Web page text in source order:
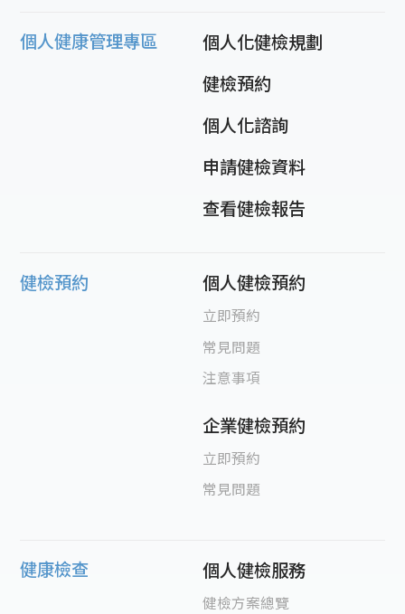
個人健康管理專區
個人化健檢規劃
健檢預約
個人化諮詢
申請健檢資料
查看健檢報告
健檢預約 個人健檢預約
立即預約
常見問題
注意事項
企業健檢預約
立即預約
常見問題
健康檢查 個人健檢服務
健檢方案總覽